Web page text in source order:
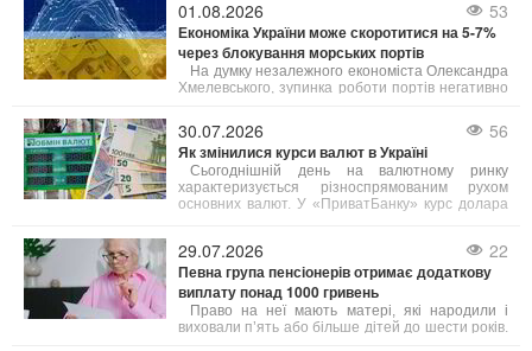
01.08.2026 53
Економіка України може скоротитися на 5-7%
через блокування морських портів
На думку незалежного економіста Олександра
Хмелевського, зупинка роботи портів негативно
країни, що призведе до зменшення бюджетних
надходжень та зниження добробуту населення.
30.07.2026 56
Як змінилися курси валют в Україні
Сьогоднішній день на валютному ринку
характеризується різноспрямованим рухом
основних валют. У «ПриватБанку» курс долара
зафіксувавшись на позначці 45,05 грн.
29.07.2026 22
Певна група пенсіонерів отримає додаткову
виплату понад 1000 гривень
Право на неї мають матері, які народили і
виховали п’ять або більше дітей до шести років.